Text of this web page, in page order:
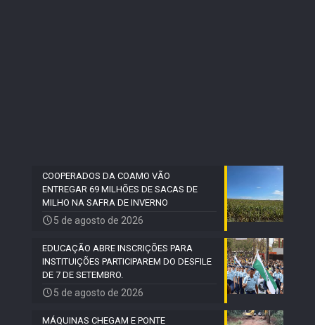
COOPERADOS DA COAMO VÃO
ENTREGAR 69 MILHÕES DE SACAS DE
MILHO NA SAFRA DE INVERNO
5 de agosto de 2026
EDUCAÇÃO ABRE INSCRIÇÕES PARA
INSTITUIÇÕES PARTICIPAREM DO DESFILE
DE 7 DE SETEMBRO.
5 de agosto de 2026
MÁQUINAS CHEGAM E PONTE